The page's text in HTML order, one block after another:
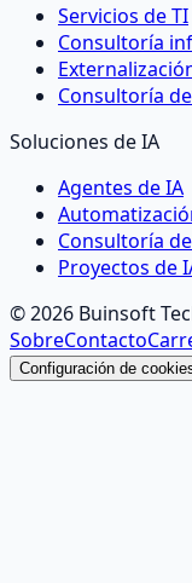
Servicios de TI
Consultoría
Consultoría
Soluciones de IA
Agentes de IA
Consultoría
Proyectos de
©2026 Buinsoft
SobreContacto
Configuración de